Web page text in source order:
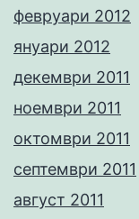
февруари 2012
януари 2012
декември 2011
ноември 2011
октомври 2011
септември 2011
август 2011